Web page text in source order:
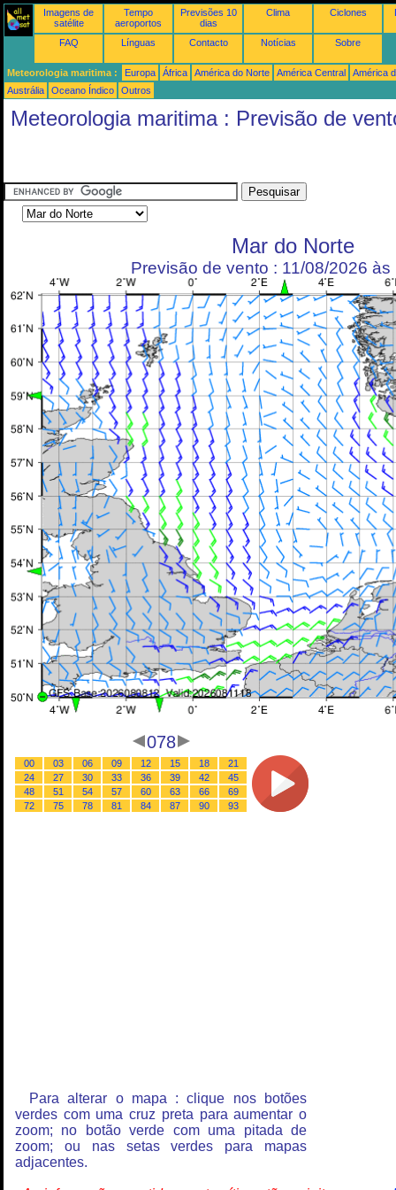
Imagens de
satélite
Tempo
aeroportos
Previsões 10
dias
Clima Ciclones
FAQ Línguas Contacto Notícias Sobre
Meteorologia maritima : Europa África América do Norte América Central
América
Austrália
Oceano Índico Outros
Meteorologia maritima : Previsão de
Mar do Norte
Previsão de vento : 11/08/2026 às
078
00 03 06 09 12 15 18
21
24
27 30 33 36 39 42
45
48
51 54 57 60 63 66
69
72
75 78 81 84 87 90 93
Para alterar o mapa : clique nos botões
verdes com uma cruz preta para aumentar o
zoom; no botão verde com uma pitada de
zoom; ou nas setas verdes para mapas
adjacentes.